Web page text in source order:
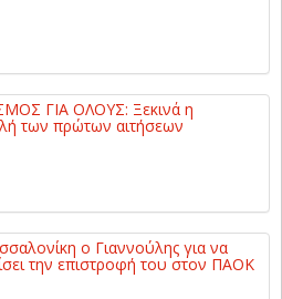
ΓΙΑ ΟΛΟΥΣ: Ξεκινά η
των πρώτων αιτήσεων
ο Γιαννούλης για να
την επιστροφή του στον ΠΑΟΚ